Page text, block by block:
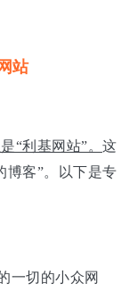
站
“利基网站”。 这
博客”。以下是专
一切的小众网